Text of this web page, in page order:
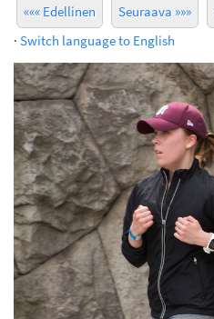
««« Edellinen Seuraava »»»
· Switch language to English